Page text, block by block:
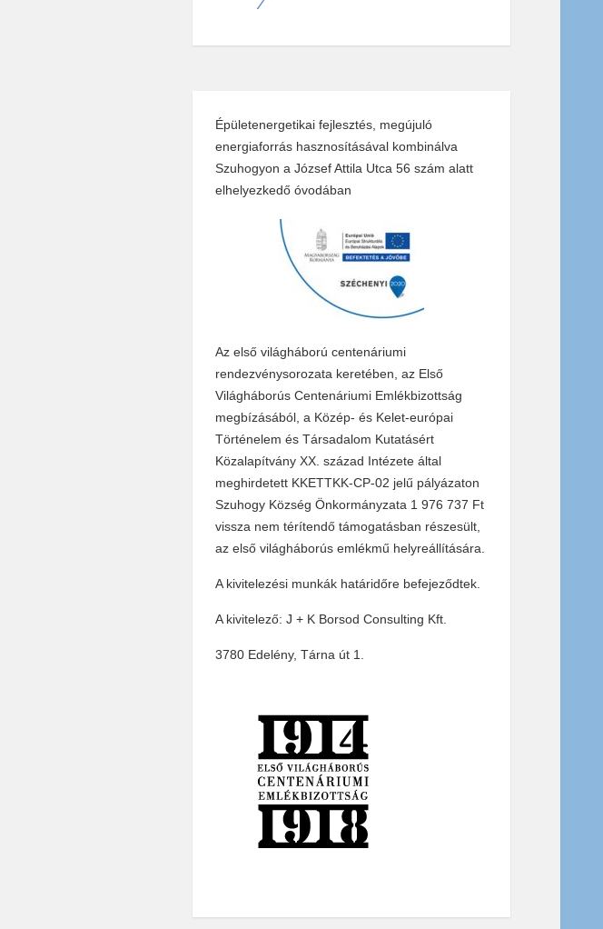
Épületenergetikai fejlesztés, megújuló
energiaforrás hasznosításával kombinálva
Szuhogyon a József Attila Utca 56 szám alatt
elhelyezkedő óvodában
Az első világháború centenáriumi
rendezvénysorozata keretében, az Első
Világháborús Centenáriumi Emlékbizottság
megbízásából, a Közép- és Kelet-európai
Történelem és Társadalom Kutatásért
Közalapítvány XX. század Intézete által
meghirdetett KKETTKK-CP-02 jelű pályázaton
Szuhogy Község Önkormányzata 1 976 737 Ft
vissza nem térítendő támogatásban részesült,
az első világháborús emlékmű helyreállítására.
A kivitelezési munkák határidőre befejeződtek.
A kivitelező: J + K Borsod Consulting Kft.
3780 Edelény, Tárna út 1.